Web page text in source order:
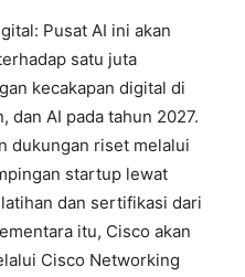
Pusat AI ini akan
satu juta
kecakapan digital di
dan AI pada tahun 2027.
dukungan riset melalui
startup lewat
dan sertifikasi dari
itu, Cisco akan
Cisco Networking